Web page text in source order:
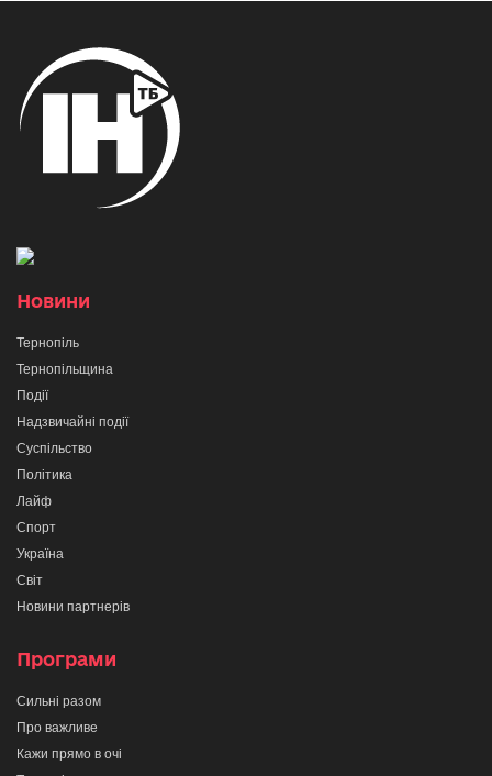
Новини
Тернопіль
Тернопільщина
Події
Надзвичайні події
Суспільство
Політика
Лайф
Спорт
Україна
Світ
Новини партнерів
Програми
Сильні разом
Про важливе
Кажи прямо в очі